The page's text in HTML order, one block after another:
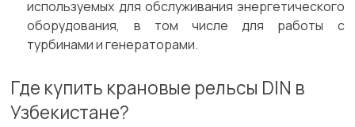
используемых для обслуживания энергетического
оборудования, в том числе для работы с
турбинами и генераторами.
Где купить крановые рельсы DIN в
Узбекистане?